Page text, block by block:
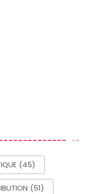
(45)
(51)